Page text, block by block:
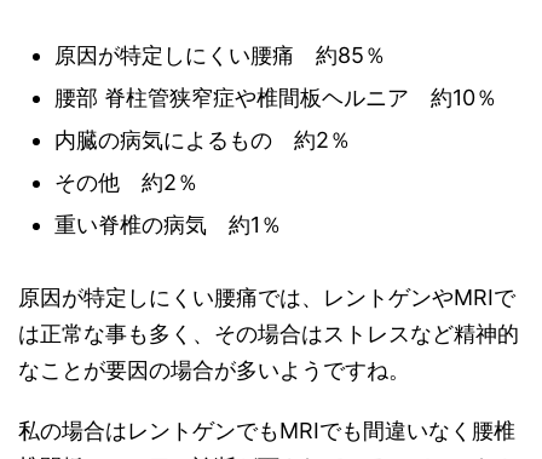
原因が特定しにくい腰痛 約85％
腰部 脊柱管狭窄症や椎間板ヘルニア 約10％
内臓の病気によるもの 約2％
その他 約2％
重い脊椎の病気 約1％
原因が特定しにくい腰痛では、レントゲンやMRIで
は正常な事も多く、その場合はストレスなど精神的
なことが要因の場合が多いようですね。
私の場合はレントゲンでもMRIでも間違いなく腰椎